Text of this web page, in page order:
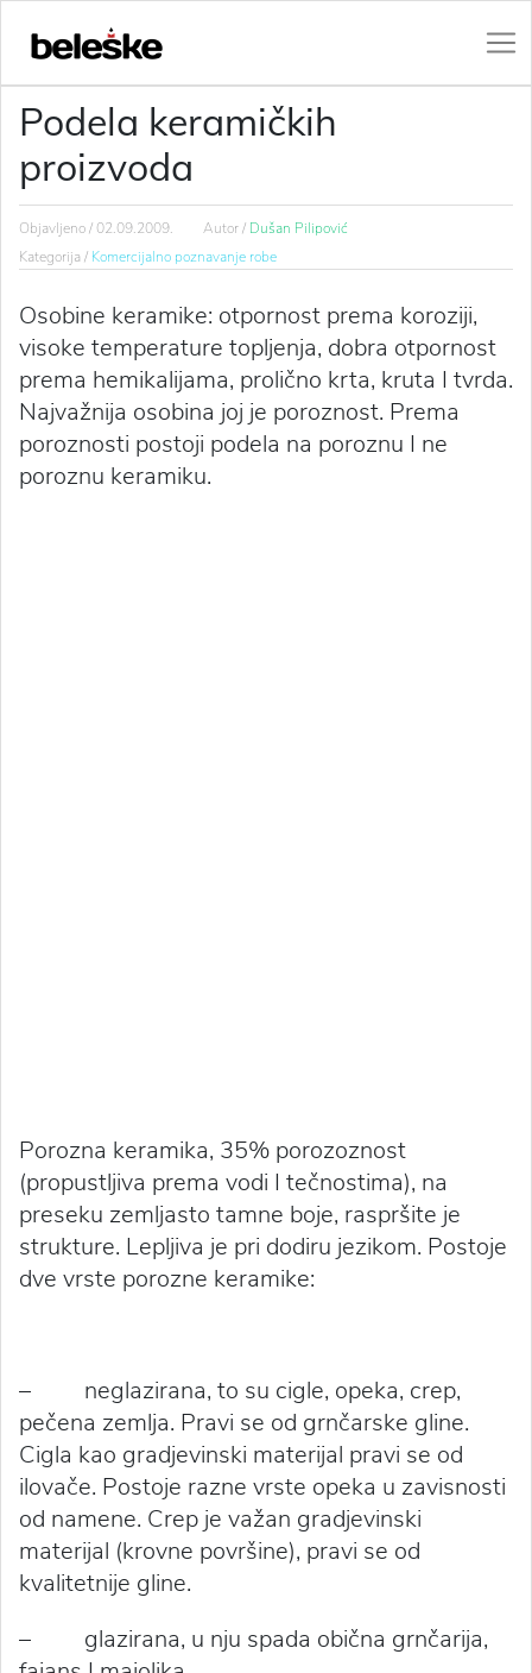
Podela keramičkih
proizvoda
Objavljeno /02.09.2009. Autor / Dušan Pilipović
Kategorija / Komercijalno poznavanje robe
Osobine keramike: otpornost prema koroziji,
visoke temperature topljenja, dobra otpornost
prema hemikalijama, prolično krta, kruta I tvrda.
Najvažnija osobina joj je poroznost. Prema
poroznosti postoji podela na poroznu I ne
poroznu keramiku.
Porozna keramika, 35% porozoznost
(propustljiva prema vodi I tečnostima), na
preseku zemljasto tamne boje, raspršite je
strukture. Lepljiva je pri dodiru jezikom. Postoje
dve vrste porozne keramike:
– neglazirana, to su cigle, opeka, crep,
pečena zemlja. Pravi se od grnčarske gline.
Cigla kao gradjevinski materijal pravi se od
ilovače. Postoje razne vrste opeka u zavisnosti
od namene. Crep je važan gradjevinski
materijal (krovne površine), pravi se od
kvalitetnije gline.
– glazirana, u nju spada obična grnčarija,